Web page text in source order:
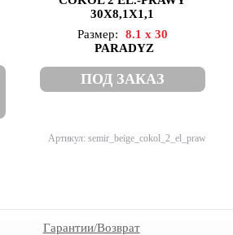
30Х8,1Х1,1
Размер:
8.1 x 30
PARADYZ
ПОД ЗАКАЗ
Артикул: semir_beige_cokol_2_el_prawy
Гарантии/Возврат